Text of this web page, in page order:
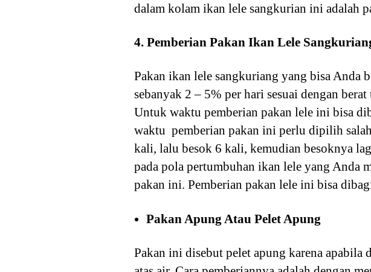
dalam kolam ikan lele sangkurian ini adalah
4. Pemberian Pakan Ikan Lele
Pakan ikan lele sangkuriang yang bisa Anda
sebanyak 2 – 5% per hari sesuai dengan
Untuk waktu pemberian pakan lele ini bisa
waktu pemberian pakan ini perlu dipilih
kali, lalu besok 6 kali, kemudian besoknya
pada pola pertumbuhan ikan lele yang Anda
pakan ini. Pemberian pakan lele ini bisa
Pakan Apung Atau Pelet Apung
Pakan ini disebut pelet apung karena